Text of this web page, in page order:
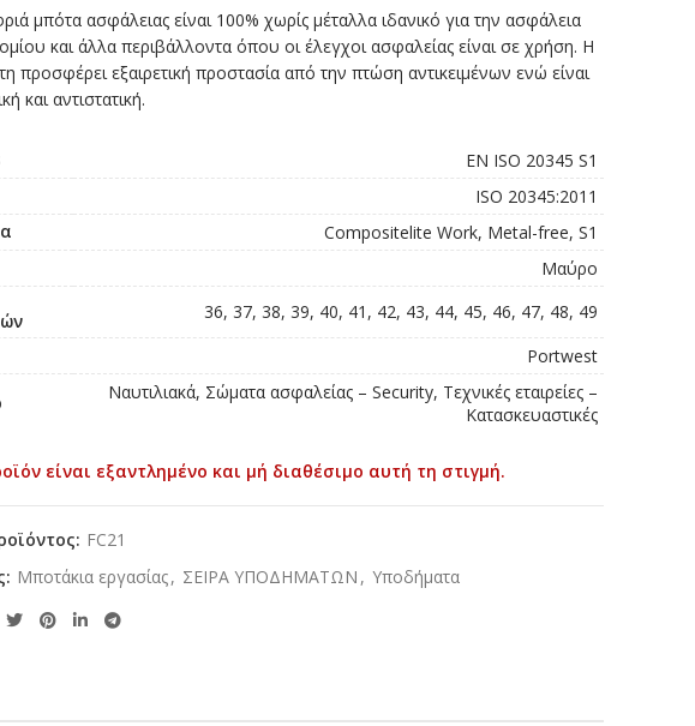
μπότα ασφάλειας είναι 100% χωρίς μέταλλα ιδανικό για την ασφάλεια
και άλλα περιβάλλοντα όπου οι έλεγχοι ασφαλείας είναι σε χρήση. Η
προσφέρει εξαιρετική προστασία από την πτώση αντικειμένων ενώ είναι
και αντιστατική.
EN ISO 20345 S1
ISO 20345:2011
Compositelite Work, Metal-free, S1
Μαύρο
36, 37, 38, 39, 40, 41, 42, 43, 44, 45, 46, 47, 48, 49
Portwest
Ναυτιλιακά, Σώματα ασφαλείας – Security, Τεχνικές εταιρείες –
Κατασκευαστικές
είναι εξαντλημένο και μή διαθέσιμο αυτή τη στιγμή.
FC21
Μποτάκια εργασίας, ΣΕΙΡΑ ΥΠΟΔΗΜΑΤΩΝ , Υποδήματα